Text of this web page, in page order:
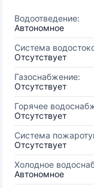
Водоотведение:
Автономное
Система
Отсутствует
Газоснабжение:
Отсутствует
Горячее
Отсутствует
Система
Отсутствует
Холодное
Автономное